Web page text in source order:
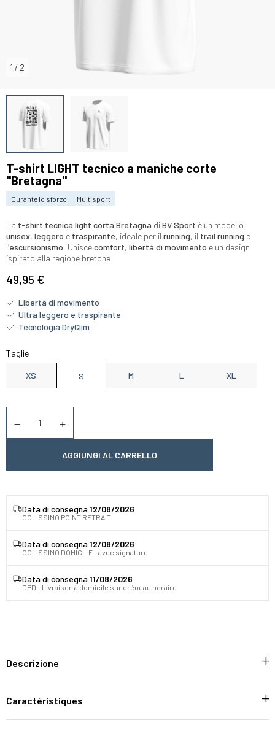
1 / 2
T-shirt LIGHT tecnico a maniche corte
"Bretagna"
Durante lo sforzo Multisport
La t-shirt tecnica light corta Bretagna diBV Sport è un modello
unisex, leggero e traspirante, ideale per il running, il trail running e
l’escursionismo . Uniscecomfort, libertà di movimento e un design
ispirato alla regione bretone.
49,95 €
Libertà di movimento
Ultra leggero e traspirante
Tecnologia DryClim
Taglie
XS S M L XL
AGGIUNGI AL CARRELLO
Data di consegna 12/08/2026
COLISSIMO POINT RETRAIT
Data di consegna 12/08/2026
COLISSIMO DOMICILE - avec signature
Data di consegna 11/08/2026
DPD - Livraison à domicile sur créneau horaire
Descrizione
Caractéristiques